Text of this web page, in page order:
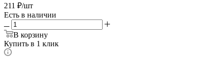
211 ₽/шт
Есть в наличии
В корзину
Купить в 1 клик